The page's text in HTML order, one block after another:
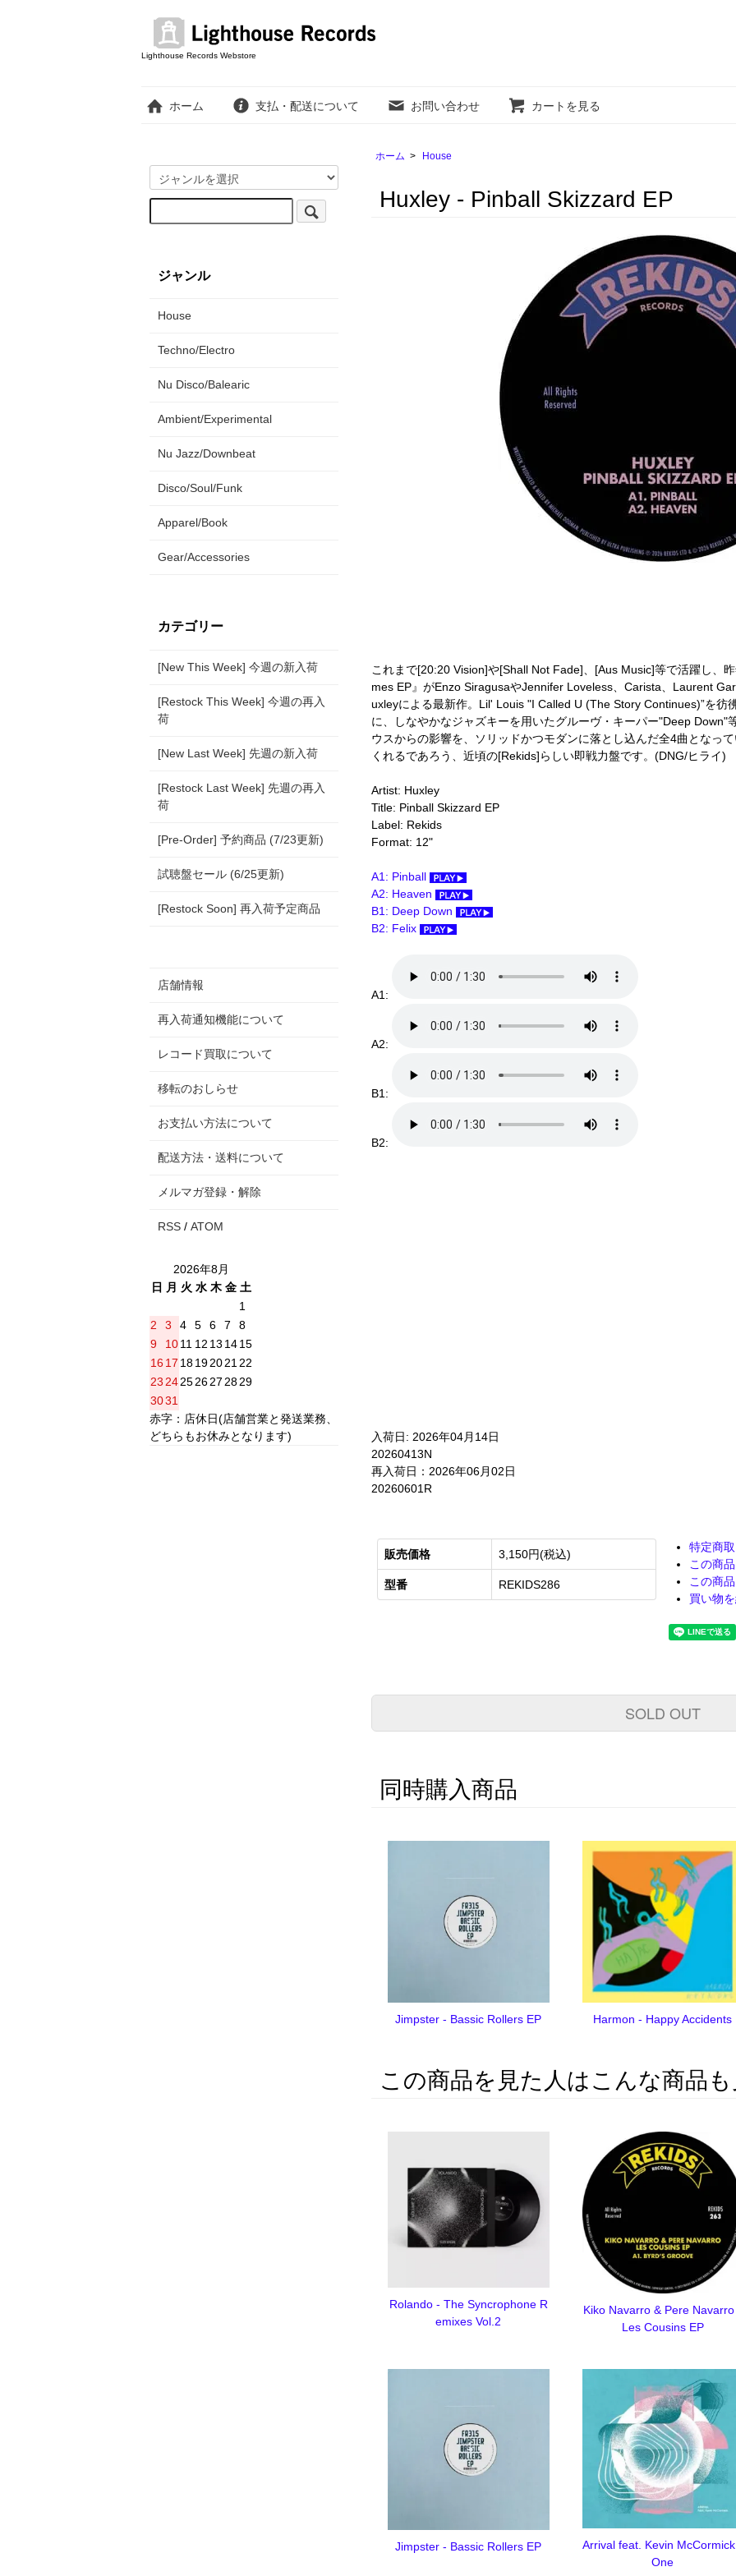
Lighthouse Records Webstore
ホーム 支払・配送について お問い合わせ カートを見る
ホーム > House
Huxley - Pinball Skizzard EP
これまで[20:20 Vision]や[Shall Not Fade]、[Aus Music]等で活躍し、
mes EP』がEnzo SiragusaやJennifer Loveless、Carista、Laurent
uxleyによる最新作。Lil' Louis "I Called U (The Story Continues)”を彷
に、しなやかなジャズキーを用いたグルーヴ・キーパー"Deep Down"
ウスからの影響を、ソリッドかつモダンに落とし込んだ全4曲となっ
くれるであろう、近頃の[Rekids]らしい即戦力盤です。(DNG/ヒライ)
Artist: Huxley
Title: Pinball Skizzard EP
Label: Rekids
Format: 12"
A1: Pinball
A2: Heaven
B1: Deep Down
B2: Felix
A1:
A2:
B1:
B2:
入荷日: 2026年04月14日
20260413N
再入荷日：2026年06月02日
20260601R
販売価格 3,150円(税込)
型番 REKIDS286
特定商
この商
この商
買い物
SOLD OUT
同時購入商品
Jimpster - Bassic Rollers EP Harmon - Happy Accidents
この商品を見た人はこんな商品
Rolando - The Syncrophone R
emixes Vol.2
Kiko Navarro & Pere Navarro
Les Cousins EP
Jimpster - Bassic Rollers EP
Arrival feat. Kevin
One
ジャンル
House
Techno/Electro
Nu Disco/Balearic
Ambient/Experimental
Nu Jazz/Downbeat
Disco/Soul/Funk
Apparel/Book
Gear/Accessories
カテゴリー
[New This Week] 今週の新入荷
[Restock This Week] 今週の再入
荷
[New Last Week] 先週の新入荷
[Restock Last Week] 先週の再入
荷
[Pre-Order] 予約商品 (7/23更新)
試聴盤セール (6/25更新)
[Restock Soon] 再入荷予定商品
店舗情報
再入荷通知機能について
レコード買取について
移転のおしらせ
お支払い方法について
配送方法・送料について
メルマガ登録・解除
RSS / ATOM
2026年8月
日
月 火 水 木 金 土
1
2
3 4 5 6 7
8
9
1011 12 13 1415
16 17 18192021 22
23 24252627 2829
3031
赤字：店休日(店舗営業と発送業務、
どちらもお休みとなります)